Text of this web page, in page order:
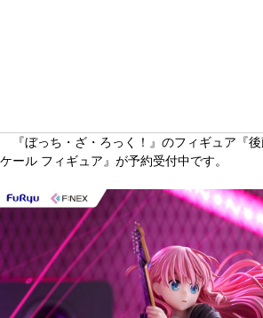
『ぼっち・ざ・ろっく！』のフィギュア『
ケール フィギュア』が予約受付中です。